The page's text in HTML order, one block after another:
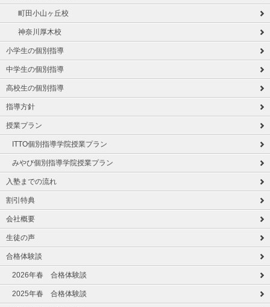
町田小山ヶ丘校
神奈川厚木校
小学生の個別指導
中学生の個別指導
高校生の個別指導
指導方針
授業プラン
ITTO個別指導学院授業プラン
みやび個別指導学院授業プラン
入塾までの流れ
割引特典
会社概要
生徒の声
合格体験談
2026年春 合格体験談
2025年春 合格体験談